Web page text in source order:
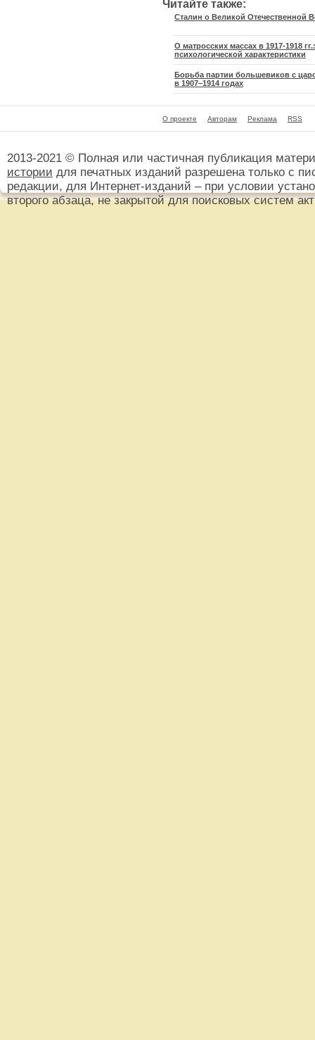
Читайте также:
Сталин о Великой Отечественной
О матросских массах в 1917-1918
психологической характеристики
Борьба партии большевиков с
в 1907–1914 годах
О проекте Авторам Реклама RSS
2013-2021 © Полная или частичная публикация
истории для печатных изданий разрешена только с
редакции, для Интернет-изданий – при условии
второго абзаца, не закрытой для поисковых систем